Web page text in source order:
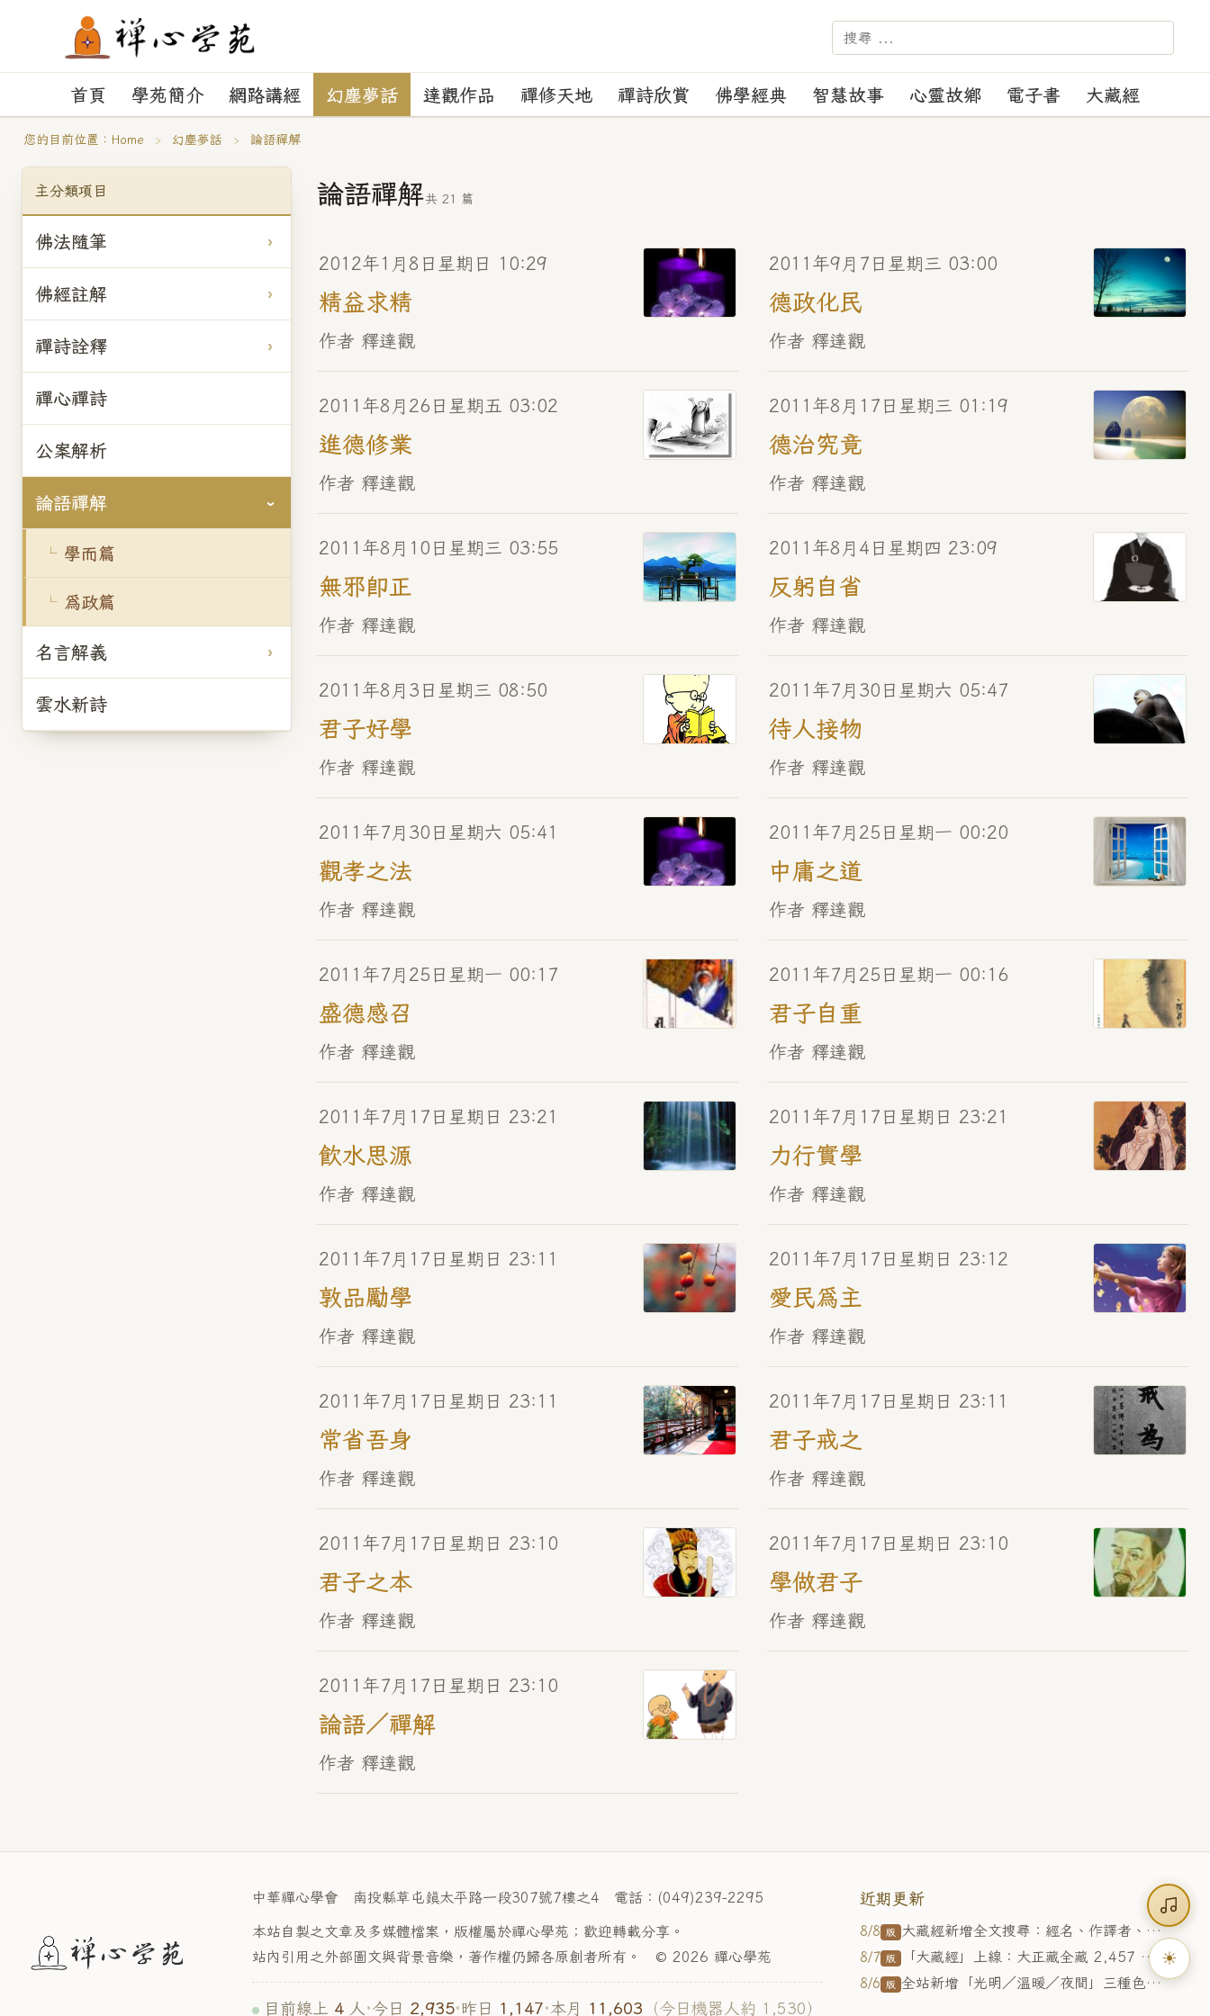
首頁 學苑簡介 網路講經 幻塵夢話 達觀作品 禪修天地 禪詩欣賞 佛學經典 智慧故事 心靈故鄉 電子書 大藏經
您的目前位置： Home › 幻塵夢話 › 論語禪解
主分類項目
佛法隨筆
佛經註解
禪詩詮釋
禪心禪詩
公案解析
論語禪解
學而篇
為政篇
名言解義
雲水新詩
論語禪解共 21 篇
2012年1月8日星期日 10:29
精益求精
作者 釋達觀
2011年9月7日星期三 03:00
德政化民
作者 釋達觀
2011年8月26日星期五 03:02
進德修業
作者 釋達觀
2011年8月17日星期三 01:19
德治究竟
作者 釋達觀
2011年8月10日星期三 03:55
無邪即正
作者 釋達觀
2011年8月4日星期四 23:09
反躬自省
作者 釋達觀
2011年8月3日星期三 08:50
君子好學
作者 釋達觀
2011年7月30日星期六 05:47
待人接物
作者 釋達觀
2011年7月30日星期六 05:41
觀孝之法
作者 釋達觀
2011年7月25日星期一 00:20
中庸之道
作者 釋達觀
2011年7月25日星期一 00:17
盛德感召
作者 釋達觀
2011年7月25日星期一 00:16
君子自重
作者 釋達觀
2011年7月17日星期日 23:21
飲水思源
作者 釋達觀
2011年7月17日星期日 23:21
力行實學
作者 釋達觀
2011年7月17日星期日 23:11
敦品勵學
作者 釋達觀
2011年7月17日星期日 23:12
愛民為主
作者 釋達觀
2011年7月17日星期日 23:11
常省吾身
作者 釋達觀
2011年7月17日星期日 23:11
君子戒之
作者 釋達觀
2011年7月17日星期日 23:10
君子之本
作者 釋達觀
2011年7月17日星期日 23:10
學做君子
作者 釋達觀
2011年7月17日星期日 23:10
論語／禪解
作者 釋達觀
中華禪心學會 南投縣草屯鎮太平路一段307號7樓之4 電話：(049)239-2295
本站自製之文章及多媒體檔案，版權屬於禪心學苑； 歡迎轉載分享。
站內引用之外部圖文與背景音樂，著作權仍歸各原創者所有。 © 2026 禪心學苑
目前線上 4 人·今日 2,935·昨日 1,147·本月 11,603 （今日機器人約 1,530）
近期更新
8/8 版 大藏經新增全文搜尋：經名、作譯者、內文字句皆可查（精確命中整句標亮，閱讀中可直接搜本卷）；主站「站內搜尋」同步涵蓋大藏經
8/7 版 「大藏經」上線：大正藏全藏 2,457 部、8,982 卷可線上閱讀（含目錄選單、經名快搜、校勘註、朗讀、三色系），入口在選單最右
8/6 版 全站新增「光明／溫暖／夜間」三種色系，右下浮動鈕一鍵切換（夜間有專屬星空水墨背景；關閉瀏覽器後回復光明）；全站配色層次優化：卡片與面板加浮起陰影、標題列與內容分層，頁尾版面重新調整
☀